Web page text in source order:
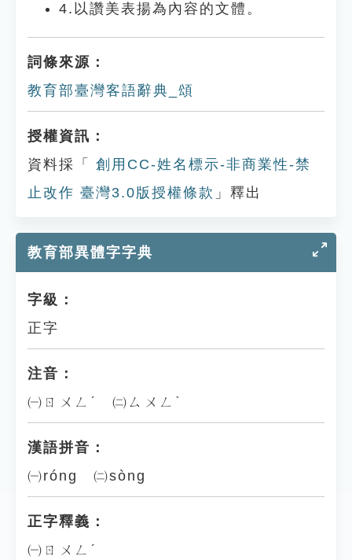
4.以讚美表揚為內容的文體。
詞條來源：
教育部臺灣客語辭典_頌
授權資訊：
資料採「
創用CC-姓名標示-非商業性-禁
止改作 臺灣3.0版授權條款 」釋出
教育部異體字字典
字級：
正字
注音：
㈠ㄖㄨㄥˊ ㈡ㄙㄨㄥˋ
漢語拼音：
㈠róng ㈡sòng
正字釋義：
㈠ㄖㄨㄥˊ